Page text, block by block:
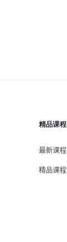
精品课程
最新课程
精品课程